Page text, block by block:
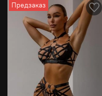
Предзаказ